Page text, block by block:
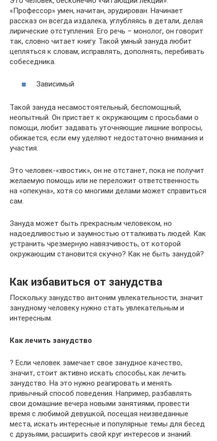
«Профессор» умен, начитан, эрудирован. Начинает
рассказ он всегда издалека, углубляясь в детали, делая
лирические отступления. Его речь – монолог, он говорит
так, словно читает книгу. Такой умный зануда любит
цепляться к словам, исправлять, дополнять, перебивать
собеседника.
Зависимый
Такой зануда несамостоятельный, беспомощный,
неопытный. Он пристает к окружающим с просьбами о
помощи, любит задавать уточняющие лишние вопросы,
обижается, если ему уделяют недостаточно внимания и
участия.
Это человек-«хвостик», он не отстанет, пока не получит
желаемую помощь или не переложит ответственность
на «опекуна», хотя со многими делами может справиться
сам.
Зануда может быть прекрасным человеком, но
надоедливостью и заумностью отталкивать людей. Как
устранить чрезмерную навязчивость, от которой
окружающим становится скучно? Как не быть занудой?
Как избавиться от занудства
Поскольку занудство антоним увлекательности, значит
занудному человеку нужно стать увлекательным и
интересным.
Как лечить занудство
? Если человек замечает свое занудное качество,
значит, стоит активно искать способы, как лечить
занудство. На это нужно реагировать и менять
привычный способ поведения. Например, разбавлять
свои домашние вечера новыми занятиями, провести
время с любимой девушкой, посещая неизведанные
места, искать интересные и популярные темы для бесед
с друзьями, расширить свой круг интересов и знаний.